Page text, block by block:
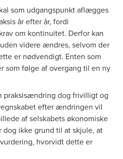
som udgangspunkt aflægges
år efter år, fordi
om kontinuitet. Derfor kan
videre ændres, selvom der
er nødvendigt. Enten som
følge af overgang til en ny
praksisændring dog frivilligt og
efter ændringen vil
af selskabets økonomiske
ikke grund til at skjule, at
hvorvidt dette er